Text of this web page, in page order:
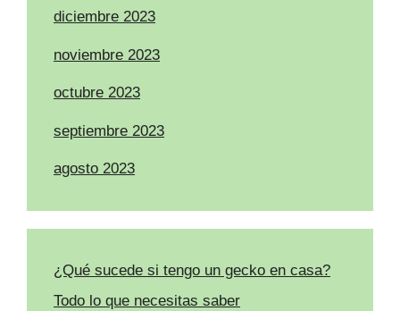
diciembre 2023
noviembre 2023
octubre 2023
septiembre 2023
agosto 2023
¿Qué sucede si tengo un gecko en casa?
Todo lo que necesitas saber